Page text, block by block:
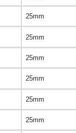
25mm
25mm
25mm
25mm
25mm
25mm